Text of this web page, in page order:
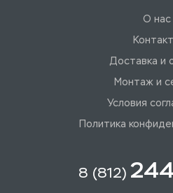
О нас
Доставка и
Монтаж и
Условия
Политика
8 (812)